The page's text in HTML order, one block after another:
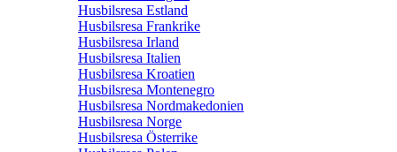
Husbilsresa Estland
Husbilsresa Frankrike
Husbilsresa Irland
Husbilsresa Italien
Husbilsresa Kroatien
Husbilsresa Montenegro
Husbilsresa Nordmakedonien
Husbilsresa Norge
Husbilsresa Österrike